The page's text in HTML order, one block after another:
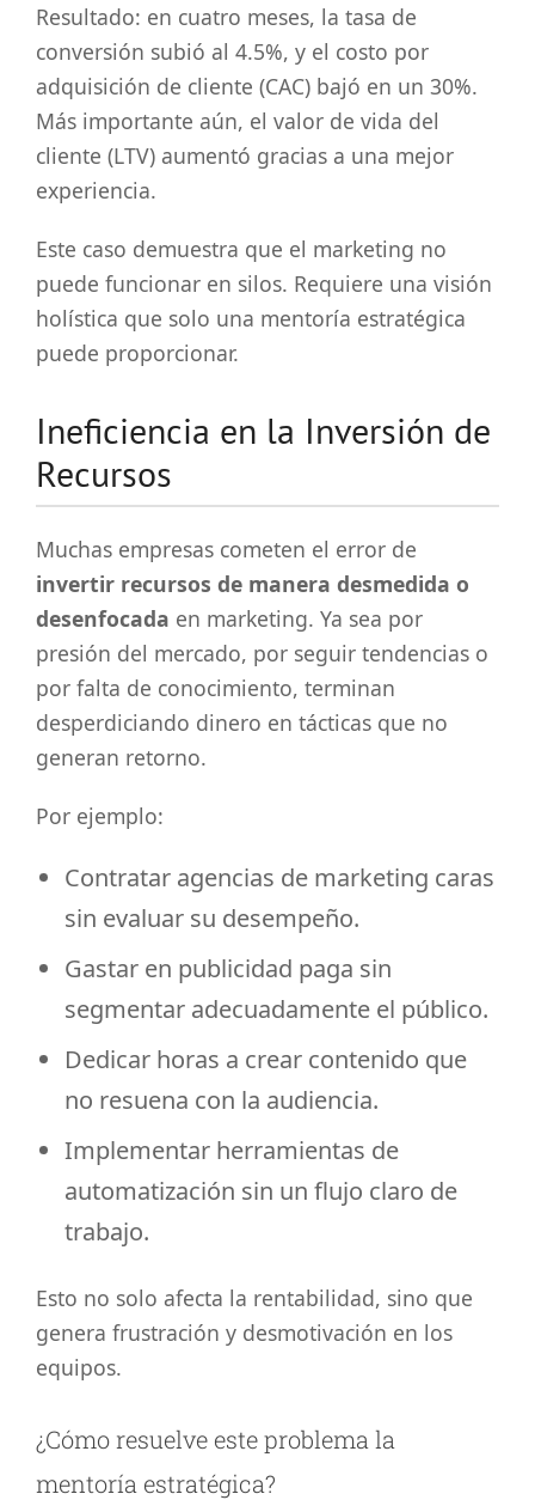
Resultado: en cuatro meses, la tasa de
conversión subió al 4.5%, y el costo por
adquisición de cliente (CAC) bajó en un 30%.
Más importante aún, el valor de vida del
cliente (LTV) aumentó gracias a una mejor
experiencia.
Este caso demuestra que el marketing no
puede funcionar en silos. Requiere una visión
holística que solo una mentoría estratégica
puede proporcionar.
Ineficiencia en la Inversión de
Recursos
Muchas empresas cometen el error de
invertir recursos de manera desmedida o
desenfocada en marketing. Ya sea por
presión del mercado, por seguir tendencias o
por falta de conocimiento, terminan
desperdiciando dinero en tácticas que no
generan retorno.
Por ejemplo:
Contratar agencias de marketing caras
sin evaluar su desempeño.
Gastar en publicidad paga sin
segmentar adecuadamente el público.
Dedicar horas a crear contenido que
no resuena con la audiencia.
Implementar herramientas de
automatización sin un flujo claro de
trabajo.
Esto no solo afecta la rentabilidad, sino que
genera frustración y desmotivación en los
equipos.
¿Cómo resuelve este problema la
mentoría estratégica?